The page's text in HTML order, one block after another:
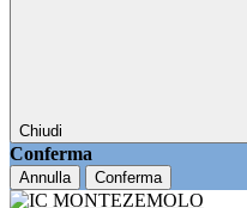
Chiudi
Conferma
Annulla Conferma